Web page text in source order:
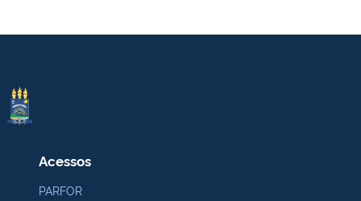
Acessos
PARFOR